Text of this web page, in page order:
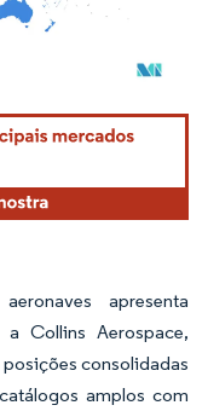
conforme CC BY 4.0.
apresenta
a Collins Aerospace,
posições consolidadas
amplos com